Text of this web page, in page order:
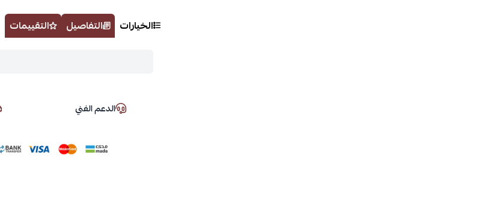
الخيارات التفاصيل التقييمات
الدعم الفني